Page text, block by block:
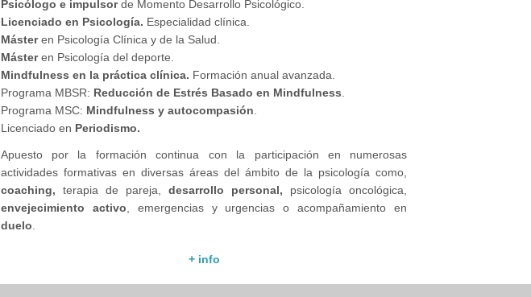
Psicólogo e impulsorde Momento Desarrollo Psicológico.
Licenciado en Psicología. Especialidad clínica.
Másteren Psicología Clínica y de la Salud.
Másteren Psicología del deporte.
Mindfulness en la práctica clínica. Formación anual avanzada.
Programa MBSR: Reducción de Estrés Basado en Mindfulness
Programa MSC: Mindfulness y autocompasión
Licenciado en Periodismo.
Apuesto por la formación continua con la participación en numerosas
actividades formativas en diversas áreas del ámbito de la psicología como,
coaching, terapia de pareja,desarrollo personal, psicología oncológica,
envejecimiento activo , emergencias y urgencias o acompañamiento en
duelo
+ info